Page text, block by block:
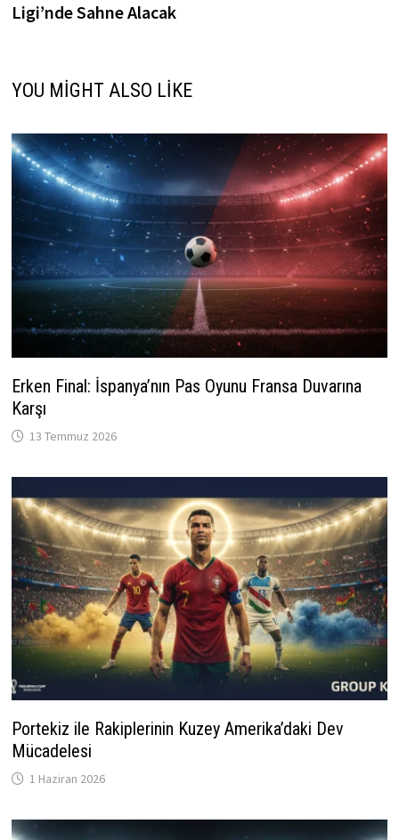
Ligi’nde Sahne Alacak
YOU MIGHT ALSO LIKE
Erken Final: İspanya’nın Pas Oyunu Fransa Duvarına
Karşı
13 Temmuz 2026
Portekiz ile Rakiplerinin Kuzey Amerika’daki Dev
Mücadelesi
1 Haziran 2026